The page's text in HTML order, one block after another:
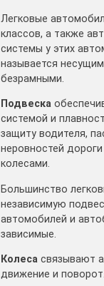
Легковые
классов, а также
системы у этих
называется
безрамными.
Подвеска
системой и
защиту водителя,
неровностей
колесами.
Большинство
независимую
автомобилей и
зависимые.
Колеса связывают
движение и поворот.